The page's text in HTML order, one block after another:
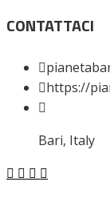
CONTATTACI
https://
Bari, Italy